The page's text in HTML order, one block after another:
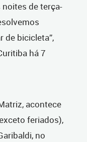
de terça-
de bicicleta”,
há 7
acontece
feriados),
no